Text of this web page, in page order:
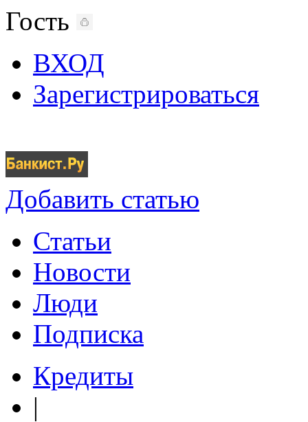
Гость
ВХОД
Зарегистрироваться
Добавить статью
Статьи
Новости
Люди
Подписка
Кредиты
|